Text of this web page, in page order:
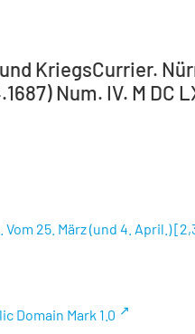
KriegsCurrier.
Num. IV. M DC
Vom 25. März (und 4. April.)[
Domain Mark 1.0